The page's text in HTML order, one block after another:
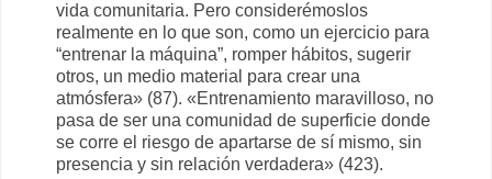
vida comunitaria. Pero considerémoslos
realmente en lo que son, como un ejercicio para
“entrenar la máquina”, romper hábitos, sugerir
otros, un medio material para crear una
atmósfera» (87). «Entrenamiento maravilloso, no
pasa de ser una comunidad de superficie donde
se corre el riesgo de apartarse de sí mismo, sin
presencia y sin relación verdadera» (423).